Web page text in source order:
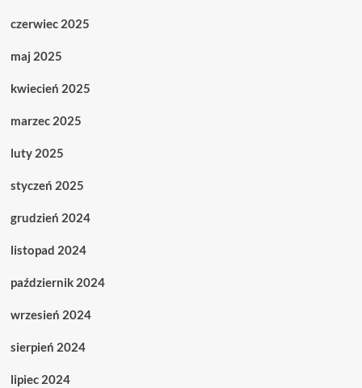
czerwiec 2025
maj 2025
kwiecień 2025
marzec 2025
luty 2025
styczeń 2025
grudzień 2024
listopad 2024
październik 2024
wrzesień 2024
sierpień 2024
lipiec 2024